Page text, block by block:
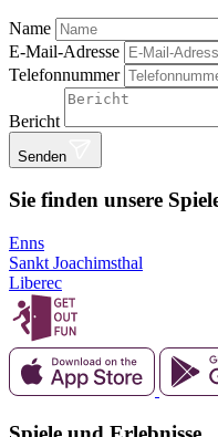
Name
E-Mail-Adresse
Telefonnummer
Bericht
Senden
Sie finden unsere
Enns
Sankt Joachimsthal
Liberec